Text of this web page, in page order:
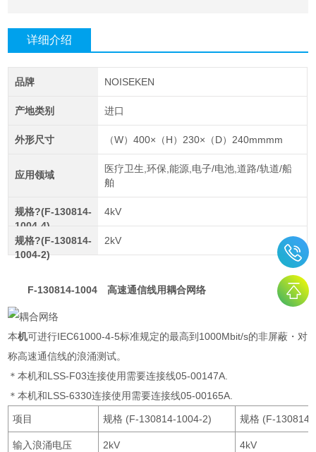
详细介绍
品牌 NOISEKEN
产地类别 进口
外形尺寸 （W）400×（H）230×（D）240mmmm
应用领域
医疗卫生,环保,能源,电子/电池,道路/轨道/船
舶
规格?(F-130814-
1004-4)
4kV
规格?(F-130814-
1004-2)
2kV
F-130814-1004 高速通信线用耦合网络
本机可进行IEC61000-4-5标准规定的最高到1000Mbit/s的非屏蔽・对
称高速通信线的浪涌测试。
＊本机和LSS-F03连接使用需要连接线05-00147A.
＊本机和LSS-6330连接使用需要连接线05-00165A.
项目 规格 (F-130814-1004-2) 规格 (F-130814-
输入浪涌电压 2kV 4kV